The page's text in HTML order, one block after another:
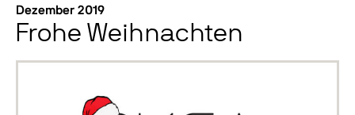
Dezember 2019
Frohe Weihnachten